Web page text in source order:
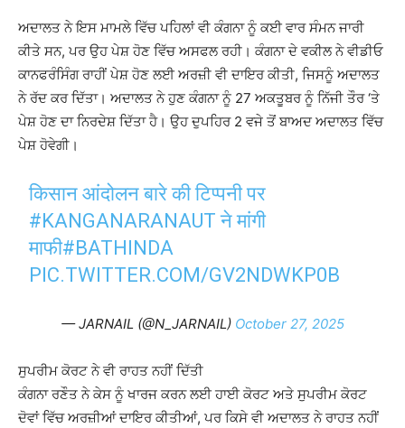
ਅਦਾਲਤ ਨੇ ਇਸ ਮਾਮਲੇ ਵਿੱਚ ਪਹਿਲਾਂ ਵੀ ਕੰਗਨਾ ਨੂੰ ਕਈ ਵਾਰ ਸੰਮਨ ਜਾਰੀ
ਕੀਤੇ ਸਨ, ਪਰ ਉਹ ਪੇਸ਼ ਹੋਣ ਵਿੱਚ ਅਸਫਲ ਰਹੀ। ਕੰਗਨਾ ਦੇ ਵਕੀਲ ਨੇ ਵੀਡੀਓ
ਕਾਨਫਰੰਸਿੰਗ ਰਾਹੀਂ ਪੇਸ਼ ਹੋਣ ਲਈ ਅਰਜ਼ੀ ਵੀ ਦਾਇਰ ਕੀਤੀ, ਜਿਸਨੂੰ ਅਦਾਲਤ
ਨੇ ਰੱਦ ਕਰ ਦਿੱਤਾ। ਅਦਾਲਤ ਨੇ ਹੁਣ ਕੰਗਨਾ ਨੂੰ 27 ਅਕਤੂਬਰ ਨੂੰ ਨਿੱਜੀ ਤੌਰ ‘ਤੇ
ਪੇਸ਼ ਹੋਣ ਦਾ ਨਿਰਦੇਸ਼ ਦਿੱਤਾ ਹੈ। ਉਹ ਦੁਪਹਿਰ 2 ਵਜੇ ਤੋਂ ਬਾਅਦ ਅਦਾਲਤ ਵਿੱਚ
ਪੇਸ਼ ਹੋਵੇਗੀ।
किसान आंदोलन बारे की टिप्पनी पर
#KANGANARANAUT ने मांगी
माफी#BATHINDA
PIC.TWITTER.COM/GV2NDWKP0B
— JARNAIL (@N_JARNAIL) October 27, 2025
ਸੁਪਰੀਮ ਕੋਰਟ ਨੇ ਵੀ ਰਾਹਤ ਨਹੀਂ ਦਿੱਤੀ
ਕੰਗਨਾ ਰਣੌਤ ਨੇ ਕੇਸ ਨੂੰ ਖਾਰਜ ਕਰਨ ਲਈ ਹਾਈ ਕੋਰਟ ਅਤੇ ਸੁਪਰੀਮ ਕੋਰਟ
ਦੋਵਾਂ ਵਿੱਚ ਅਰਜ਼ੀਆਂ ਦਾਇਰ ਕੀਤੀਆਂ, ਪਰ ਕਿਸੇ ਵੀ ਅਦਾਲਤ ਨੇ ਰਾਹਤ ਨਹੀਂ